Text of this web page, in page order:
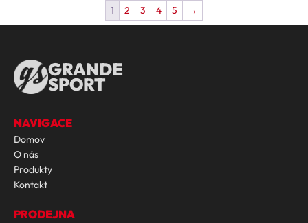
1 2 3 4 5 →
GRANDE
SPORT
NAVIGACE
Domov
O nás
Produkty
Kontakt
PRODEJNA